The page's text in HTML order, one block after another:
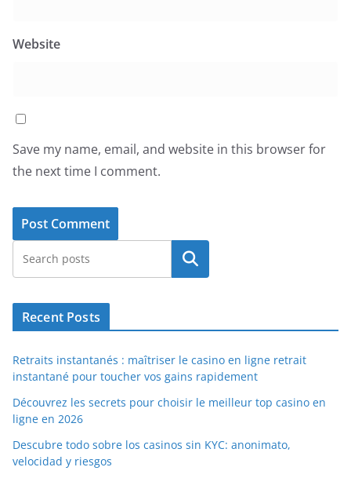
Website
Save my name, email, and website in this browser for
the next time I comment.
Search
Recent Posts
Retraits instantanés : maîtriser le casino en ligne retrait
instantané pour toucher vos gains rapidement
Découvrez les secrets pour choisir le meilleur top casino en
ligne en 2026
Descubre todo sobre los casinos sin KYC: anonimato,
velocidad y riesgos